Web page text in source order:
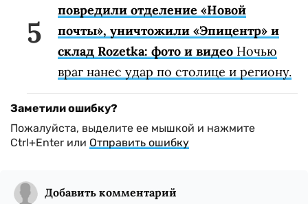
повредили отделение «Новой
почты», уничтожили «Эпицентр» и
склад Rozetka: фото и видео Ночью
враг нанес удар по столице и региону.
Заметили ошибку?
Пожалуйста, выделите ее мышкой и нажмите
Ctrl+Enter или Отправить ошибку
Добавить комментарий